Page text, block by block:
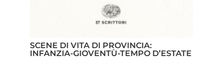
SCENE DI VITA DI PROVINCIA:
INFANZIA-GIOVENTÙ-TEMPO D’ESTATE